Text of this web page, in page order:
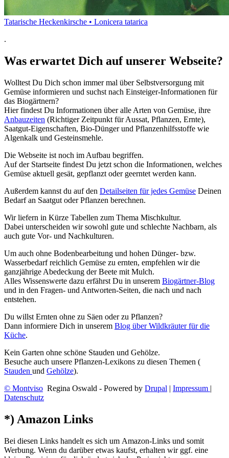
Tatarische Heckenkirsche • Lonicera tatarica
.
Was erwartet Dich auf unserer Webseite?
Wolltest Du Dich schon immer mal über Selbstversorgung mit
Gemüse informieren und suchst nach Einsteiger-Informationen für
das Biogärtnern?
Hier findest Du Informationen über alle Arten von Gemüse, ihre
Anbauzeiten (Richtiger Zeitpunkt für Aussat, Pflanzen, Ernte),
Saatgut-Eigenschaften, Bio-Dünger und Pflanzenhilfsstoffe wie
Algenkalk und Gesteinsmehle.
Die Webseite ist noch im Aufbau begriffen.
Auf der Startseite findest Du jetzt schon die Informationen, welches
Gemüse aktuell gesät, gepflanzt oder geerntet werden kann.
Außerdem kannst du auf den Detailseiten für jedes Gemüse Deinen
Bedarf an Saatgut oder Pflanzen berechnen.
Wir liefern in Kürze Tabellen zum Thema Mischkultur.
Dabei unterscheiden wir sowohl gute und schlechte Nachbarn, als
auch gute Vor- und Nachkulturen.
Um auch ohne Bodenbearbeitung und hohen Dünger- bzw.
Wasserbedarf reichlich Gemüse zu ernten, empfehlen wir die
ganzjährige Abedeckung der Beete mit Mulch.
Alles Wissenswerte dazu erfährst Du in unserem Biogärtner-Blog
und in den Fragen- und Antworten-Seiten, die nach und nach
entstehen.
Du willst Ernten ohne zu Säen oder zu Pflanzen?
Dann informiere Dich in unserem Blog über Wildkräuter für die
Küche.
Kein Garten ohne schöne Stauden und Gehölze.
Besuche auch unsere Pflanzen-Lexikons zu diesen Themen (
Stauden und Gehölze).
© Montviso Regina Oswald - Powered by Drupal | Impressum |
Datenschutz
*) Amazon Links
Bei diesen Links handelt es sich um Amazon-Links und somit
Werbung. Wenn du darüber etwas kaufst, erhalten wir ggf. eine